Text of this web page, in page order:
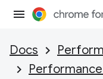
Docs